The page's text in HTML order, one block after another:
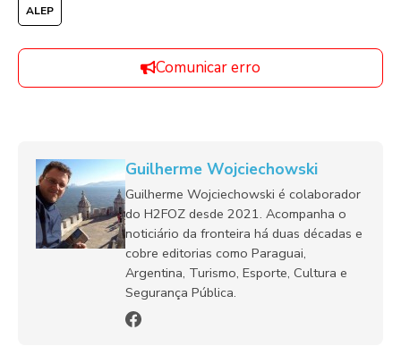
ALEP
Comunicar erro
Guilherme Wojciechowski
Guilherme Wojciechowski é colaborador
do H2FOZ desde 2021. Acompanha o
noticiário da fronteira há duas décadas e
cobre editorias como Paraguai,
Argentina, Turismo, Esporte, Cultura e
Segurança Pública.